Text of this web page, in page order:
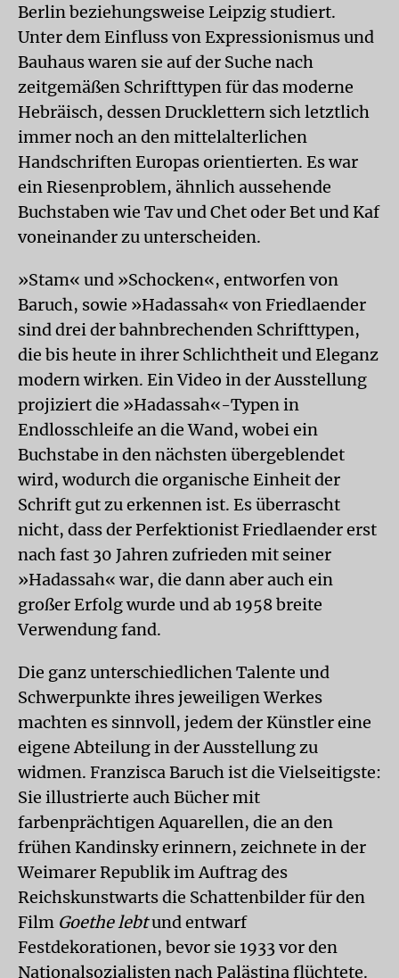
Berlin beziehungsweise Leipzig studiert.
Unter dem Einfluss von Expressionismus und
Bauhaus waren sie auf der Suche nach
zeitgemäßen Schrifttypen für das moderne
Hebräisch, dessen Drucklettern sich letztlich
immer noch an den mittelalterlichen
Handschriften Europas orientierten. Es war
ein Riesenproblem, ähnlich aussehende
Buchstaben wie Tav und Chet oder Bet und Kaf
voneinander zu unterscheiden.
»Stam« und »Schocken«, entworfen von
Baruch, sowie »Hadassah« von Friedlaender
sind drei der bahnbrechenden Schrifttypen,
die bis heute in ihrer Schlichtheit und Eleganz
modern wirken. Ein Video in der Ausstellung
projiziert die »Hadassah«-Typen in
Endlosschleife an die Wand, wobei ein
Buchstabe in den nächsten übergeblendet
wird, wodurch die organische Einheit der
Schrift gut zu erkennen ist. Es überrascht
nicht, dass der Perfektionist Friedlaender erst
nach fast 30 Jahren zufrieden mit seiner
»Hadassah« war, die dann aber auch ein
großer Erfolg wurde und ab 1958 breite
Verwendung fand.
Die ganz unterschiedlichen Talente und
Schwerpunkte ihres jeweiligen Werkes
machten es sinnvoll, jedem der Künstler eine
eigene Abteilung in der Ausstellung zu
widmen. Franzisca Baruch ist die Vielseitigste:
Sie illustrierte auch Bücher mit
farbenprächtigen Aquarellen, die an den
frühen Kandinsky erinnern, zeichnete in der
Weimarer Republik im Auftrag des
Reichskunstwarts die Schattenbilder für den
Film Goethe lebtund entwarf
Festdekorationen, bevor sie 1933 vor den
Nationalsozialisten nach Palästina flüchtete.